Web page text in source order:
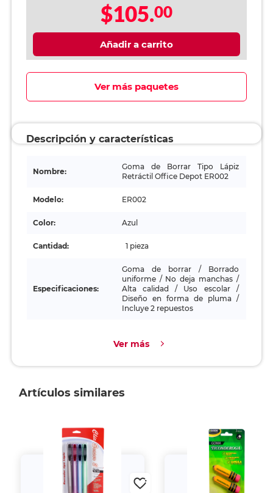
$105.00
Añadir a carrito
Ver más paquetes
Descripción y características
Nombre:
Goma de Borrar Tipo Lápiz
Retráctil Office Depot ER002
Modelo: ER002
Color: Azul
Cantidad: 1 pieza
Especificaciones:
Goma de borrar / Borrado
uniforme / No deja manchas /
Alta calidad / Uso escolar /
Diseño en forma de pluma /
Incluye 2 repuestos
Ver más
Artículos similares